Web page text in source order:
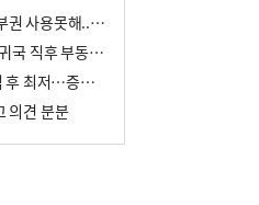
이 대통령 "의견 다르다고 거부권 사용못해.. 입법권 부정할 상황이라 보기 어려워"
부정평가 첫 50% 넘어선 李, 귀국 직후 부동산·증시 점검(종합)
이 대통령 지지율 45.9% 취임 후 최저…증시 폭락·연임 개헌 논란 영향
의견 분분